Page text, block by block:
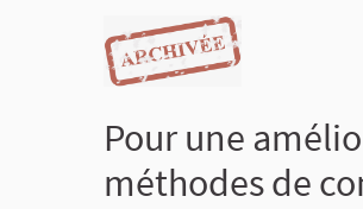
Pour une
méthodes de